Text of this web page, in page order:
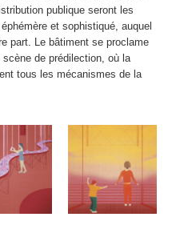
publique seront les
et sophistiqué, auquel
part. Le bâtiment se proclame
de prédilection, où la
tous les mécanismes de la